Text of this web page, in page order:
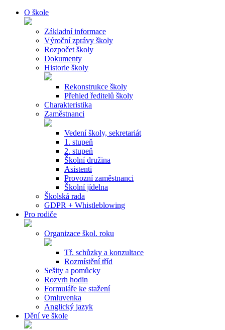
O škole
Základní informace
Výroční zprávy školy
Rozpočet školy
Dokumenty
Historie školy
Rekonstrukce školy
Přehled ředitelů školy
Charakteristika
Zaměstnanci
Vedení školy, sekretariát
1. stupeň
2. stupeň
Školní družina
Asistenti
Provozní zaměstnanci
Školní jídelna
Školská rada
GDPR + Whistleblowing
Pro rodiče
Organizace škol. roku
Tř. schůzky a konzultace
Rozmístění tříd
Sešity a pomůcky
Rozvrh hodin
Formuláře ke stažení
Omluvenka
Anglický jazyk
Dění ve škole